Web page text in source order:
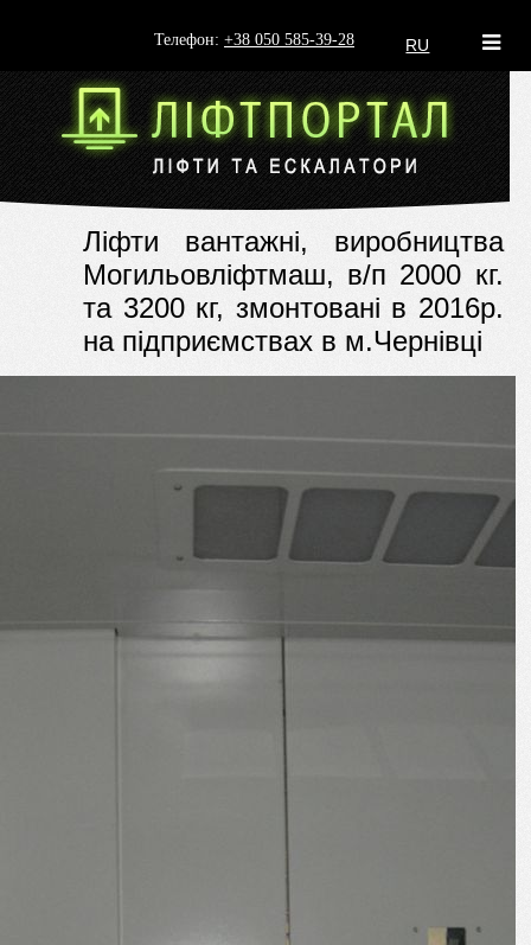
Телефон: +38 050 585-39-28 RU
Ліфти вантажні, виробництва
Могильовліфтмаш, в/п 2000 кг.
та 3200 кг, змонтовані в 2016р.
на підприємствах в м.Чернівці